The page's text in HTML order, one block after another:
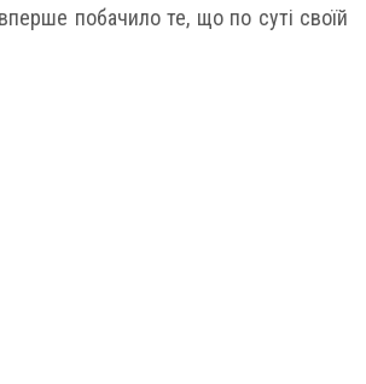
побачило те, що по суті своїй